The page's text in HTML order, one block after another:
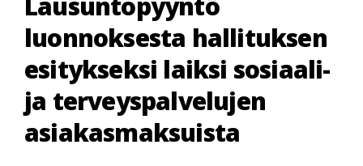
luonnoksesta hallituksen
esitykseksi laiksi sosiaali-
ja terveyspalvelujen
asiakasmaksuista